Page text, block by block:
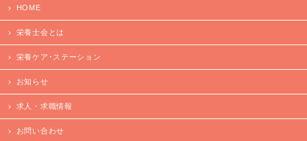
HOME
栄養士会とは
栄養ケア･ステーション
お知らせ
求人・求職情報
お問い合わせ